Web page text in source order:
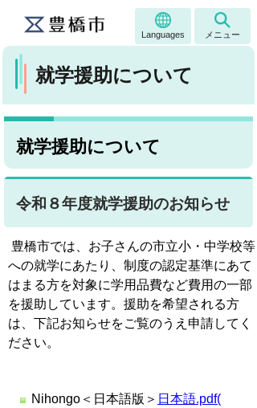
Languages メニュー
就学援助について
就学援助について
令和８年度就学援助のお知らせ
豊橋市では、お子さんの市立小・中学校等
への就学にあたり、制度の認定基準にあて
はまる方を対象に学用品費など費用の一部
を援助しています。援助を希望される方
は、下記お知らせをご覧のうえ申請してく
ださい。
Nihongo＜日本語版＞ 日本語.pdf(